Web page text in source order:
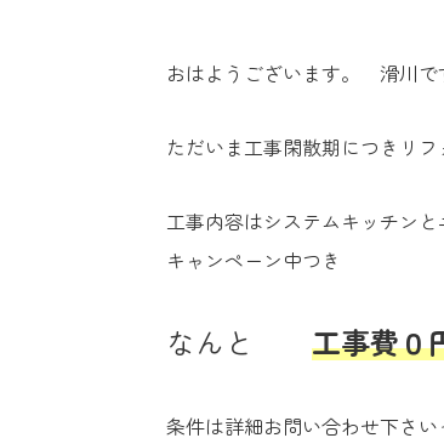
おはようございます。 滑川で
ただいま工事閑散期につきリ
工事内容はシステムキッチンと
キャンペーン中つき
なんと 工事費０
条件は詳細お問い合わせ下さい